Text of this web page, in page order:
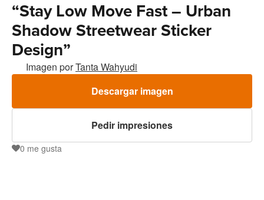
“Stay Low Move Fast – Urban
Shadow Streetwear Sticker
Design”
Imagen porTanta Wahyudi
Descargar imagen
Pedir impresiones
0 me gusta